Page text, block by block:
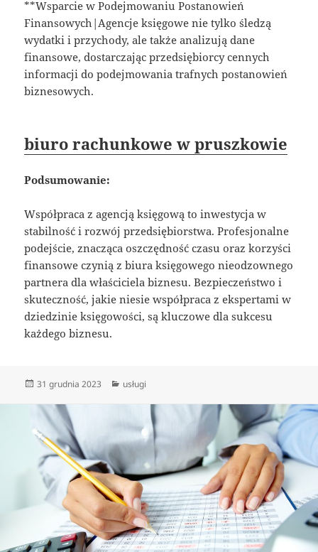
**Wsparcie w Podejmowaniu Postanowień
Finansowych|Agencje księgowe nie tylko śledzą
wydatki i przychody, ale także analizują dane
finansowe, dostarczając przedsiębiorcy cennych
informacji do podejmowania trafnych postanowień
biznesowych.
biuro rachunkowe w pruszkowie
Podsumowanie:
Współpraca z agencją księgową to inwestycja w
stabilność i rozwój przedsiębiorstwa. Profesjonalne
podejście, znacząca oszczędność czasu oraz korzyści
finansowe czynią z biura księgowego nieodzownego
partnera dla właściciela biznesu. Bezpieczeństwo i
skuteczność, jakie niesie współpraca z ekspertami w
dziedzinie księgowości, są kluczowe dla sukcesu
każdego biznesu.
Data
31 grudnia 2023 Kategorie
usługi